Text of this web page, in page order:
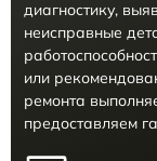
диагностику,
неисправные
или
ремонта
предоставляем